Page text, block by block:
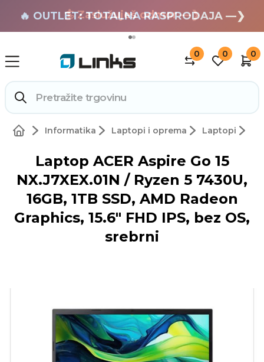
🏄 Zaslužuješ odmor —❯
🔥 OUTLET: TOTALNA RASPRODAJA —❯
0 0 0
Informatika Laptopi i oprema Laptopi
Laptop ACER Aspire Go 15
NX.J7XEX.01N / Ryzen 5 7430U,
16GB, 1TB SSD, AMD Radeon
Graphics, 15.6" FHD IPS, bez OS,
srebrni